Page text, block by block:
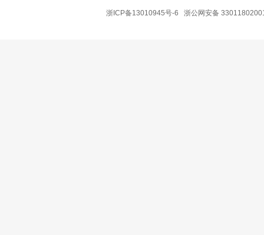
浙ICP备13010945号-6 浙公网安备